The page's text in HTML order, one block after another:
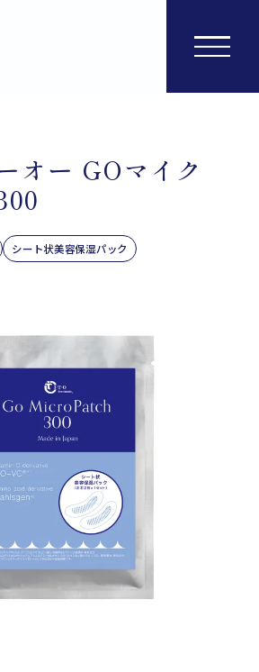
オー GOマイク
シート状美容保湿パック